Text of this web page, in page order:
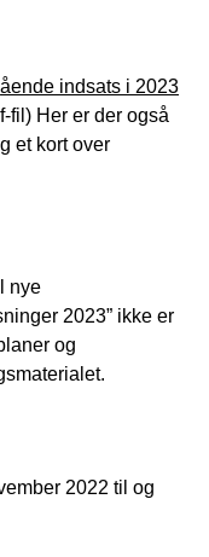
indsats i 2023
fil) Her er der også
et kort over
nye
2023” ikke er
og
2022 til og